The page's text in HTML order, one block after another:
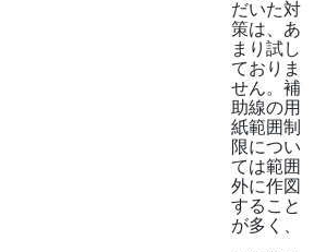
だいた対
策は、あ
まり試し
ておりま
せん。補
助線の用
紙範囲制
限につい
ては範囲
外に作図
すること
が多く、